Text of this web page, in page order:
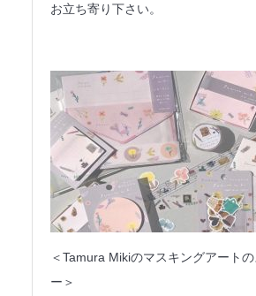
お立ち寄り下さい。
＜Tamura Mikiのマスキングアート
ー＞